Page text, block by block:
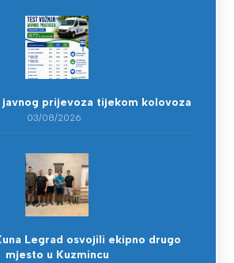
javnog prijevoza tijekom kolovoza
03/08/2026
Legrad osvojili ekipno drugo
mjesto u Kuzmincu